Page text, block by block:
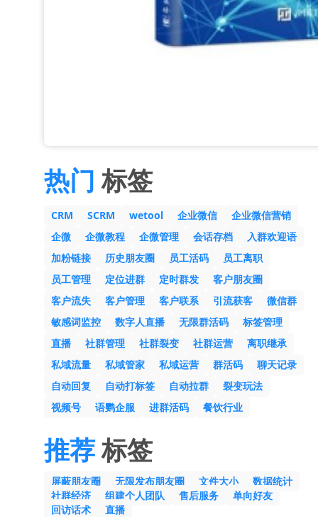
热门 标签
CRM SCRM wetool 企业微信
企业微信营销
企微
企微教程 企微管理 会话存档
入群欢迎语
加粉链接
历史朋友圈 员工活码
员工离职
员工管理
定位进群 定时群发
客户朋友圈
客户流失
客户管理 客户联系 引流获客
微信群
敏感词监控
数字人直播 无限群活码
标签管理
直播
社群管理 社群裂变 社群运营
离职继承
私域流量
私域管家 私域运营 群活码
聊天记录
自动回复
自动打标签 自动拉群
裂变玩法
视频号
语鹦企服 进群活码 餐饮行业
推荐标签
屏蔽朋友圈 无限发布朋友圈 文件大小
数据统计
社群经济
组建个人团队 售后服务
单向好友
回访话术
直播